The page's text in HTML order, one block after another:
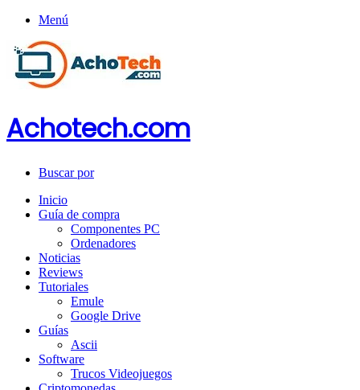
Menú
Achotech.com
Buscar por
Inicio
Guía de compra
Componentes PC
Ordenadores
Noticias
Reviews
Tutoriales
Emule
Google Drive
Guías
Ascii
Software
Trucos Videojuegos